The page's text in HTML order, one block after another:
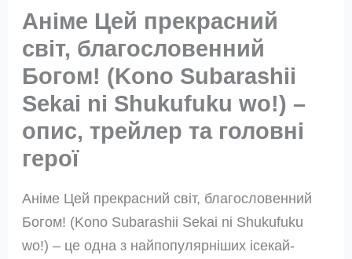
Аніме Цей прекрасний
світ, благословенний
Богом! (Kono Subarashii
Sekai ni Shukufuku wo!) –
опис, трейлер та головні
герої
Аніме Цей прекрасний світ, благословенний
Богом! (Kono Subarashii Sekai ni Shukufuku
wo!) – це одна з найпопулярніших ісекай-